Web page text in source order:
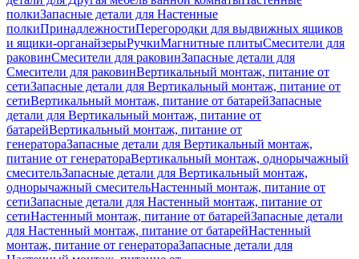
полкиЗапасные детали для Настенные
полкиПринадлежностиПерегородки для выдвижных ящиков
и ящики-органайзерыРучкиМагнитные плитыСмесители для
раковинСмесители для раковинЗапасные детали для
Смесители для раковинВертикальный монтаж, питание от
сетиЗапасные детали для Вертикальный монтаж, питание от
сетиВертикальный монтаж, питание от батарейЗапасные
детали для Вертикальный монтаж, питание от
батарейВертикальный монтаж, питание от
генератораЗапасные детали для Вертикальный монтаж,
питание от генератораВертикальный монтаж, однорычажный
смесительЗапасные детали для Вертикальный монтаж,
однорычажный смесительНастенный монтаж, питание от
сетиЗапасные детали для Настенный монтаж, питание от
сетиНастенный монтаж, питание от батарейЗапасные детали
для Настенный монтаж, питание от батарейНастенный
монтаж, питание от генератораЗапасные детали для